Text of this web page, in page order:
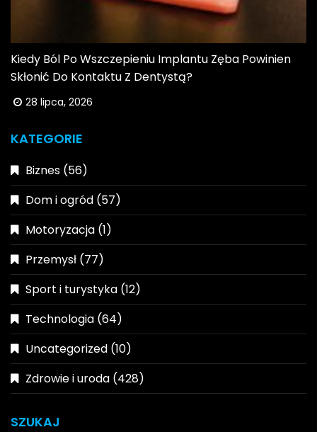
Kiedy Ból Po Wszczepieniu Implantu Zęba Powinien
Skłonić Do Kontaktu Z Dentystą?
28 lipca, 2026
KATEGORIE
Biznes (56)
Dom i ogród (57)
Motoryzacja (1)
Przemysł (77)
Sport i turystyka (12)
Technologia (64)
Uncategorized (10)
Zdrowie i uroda (428)
SZUKAJ